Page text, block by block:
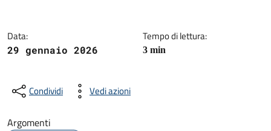
Data:
29 gennaio 2026
Tempo di lettura:
3 min
Condividi Vedi azioni
Argomenti